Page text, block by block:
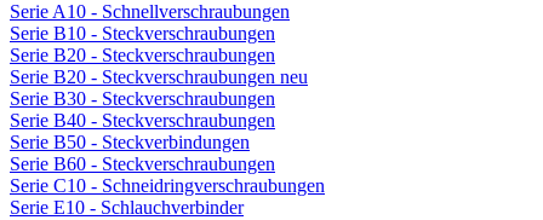
Serie A10 - Schnellverschraubungen
Serie B10 - Steckverschraubungen
Serie B20 - Steckverschraubungen
Serie B20 - Steckverschraubungen neu
Serie B30 - Steckverschraubungen
Serie B40 - Steckverschraubungen
Serie B50 - Steckverbindungen
Serie B60 - Steckverschraubungen
Serie C10 - Schneidringverschraubungen
Serie E10 - Schlauchverbinder